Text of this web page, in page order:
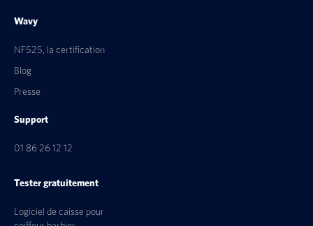
Wavy
NF525, la certification
Blog
Presse
Support
01 86 26 12 12
Tester gratuitement
Logiciel de caisse pour